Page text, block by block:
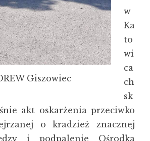
Giszowiec
w
Ka
to
wi
ca
ch
sk
akt oskarżenia przeciwko
o kradzież znacznej
i podpalenie Ośrodka